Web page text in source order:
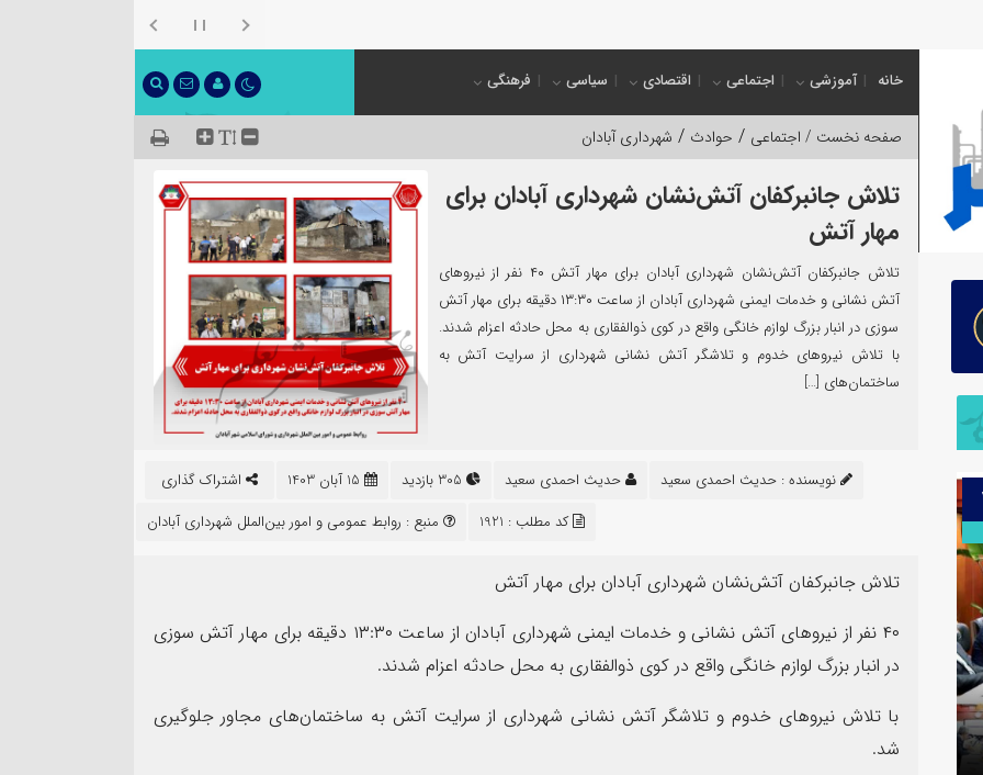
خدمت‌رس
خانه آموزشی اجتماعی اقتصادی سیاسی فرهنگی
صفحه نخست / اجتماعی / حوادث / شهرداری آبادان
تلاش جانبرکفان آتش‌نشان شهرداری آبادان برای
مهار آتش
تلاش جانبرکفان آتش‌نشان شهرداری آبادان برای مهار آتش ۴۰ نفر از نیروهای
آتش نشانی و خدمات ایمنی شهرداری آبادان از ساعت ۱۳:۳۰ دقیقه برای مهار آتش
سوزی در انبار بزرگ لوازم خانگی واقع در کوی ذوالفقاری به محل حادثه اعزام شدند.
با تلاش نیروهای خدوم و تلاشگر آتش نشانی شهرداری از سرایت آتش به
ساختمان‌های […]
اشتراک گذاری حدیث احمدی سعید نویسنده : حدیث احمدی سعید
منبع : روابط عمومی و امور بین‌الملل شهرداری آبادان کد مطلب : 1921
تلاش جانبرکفان آتش‌نشان شهرداری آبادان برای مهار آتش
۴۰ نفر از نیروهای آتش نشانی و خدمات ایمنی شهرداری آبادان از ساعت ۱۳:۳۰ دقیقه برای مهار آتش سوزی
در انبار بزرگ لوازم خانگی واقع در کوی ذوالفقاری به محل حادثه اعزام شدند.
با تلاش نیروهای خدوم و تلاشگر آتش نشانی شهرداری از سرایت آتش به ساختمان‌های مجاور جلوگیری
شد.
در خصوص مالکیت و مدیریت واحد
تولیدی پلی‌اتیلن سنگین
مرداد
پیام فرمانده سپاه شهرستان بندرماهشهر
شرکت عملیات اکتشاف